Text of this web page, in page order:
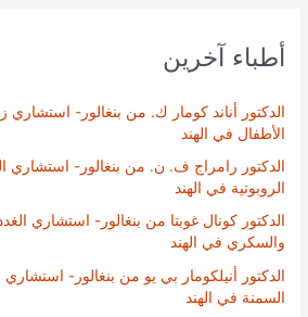
أطباء آخرين
الدكتور أناند كومار ك. من بنغالور- استشاري
الأطفال في الهند
الدكتور رامراج ف. ن. من بنغالور- استشاري
الروبوتية في الهند
الدكتور كونال غوبتا من بنغالور- استشاري
والسكري في الهند
الدكتور أنيلكومار بي يو من بنغالور-
السمنة في الهند